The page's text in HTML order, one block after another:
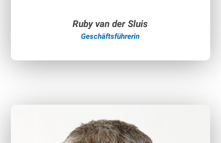
Ausbildungsangebot
Räumlichkeiten und Ausstattung
Ruby van der Sluis
Geschäftsführerin